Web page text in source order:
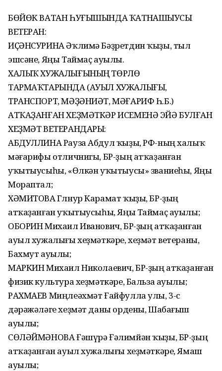
БӨЙӨК ВАТАН ҺУҒЫШЫНДА ҠАТНАШЫУСЫ
ВЕТЕРАН:
ИҪӘНСУРИНА Әҡлимә Бәҙретдин ҡыҙы, тыл
эшсәне, Яңы Таймаҫ ауылы.
ХАЛЫҠ ХУЖАЛЫҒЫНЫҢ ТӨРЛӨ
ТАРМАҠТАРЫНДА (АУЫЛ ХУЖАЛЫҒЫ,
ТРАНСПОРТ, МӘҘӘНИӘТ, МӘҒАРИФ Һ.Б.)
АТҠАҘАНҒАН ХЕҘМӘТКӘР ИСЕМЕНӘ ЭЙӘ БУЛҒАН
ХЕҘМӘТ ВЕТЕРАНДАРЫ:
АБДУЛЛИНА Рауза Абдул ҡыҙы, РФ-ның халыҡ
мәғарифы отличнигы, БР-ҙың атҡаҙанған
уҡытыусыһы, «Өлкән уҡытыусы» званиеһы, Яңы
Мораптал;
ХӘМИТОВА Гөлнур Карамат ҡыҙы, БР-ҙың
атҡаҙанған уҡытыусыһы, Яңы Таймаҫ ауылы;
ОБОРИН Михаил Иванович, БР-ҙың атҡаҙанған
ауыл хужалығы хеҙмәткәре, хеҙмәт ветераны,
Бахмут ауылы;
МАРКИН Михаил Николаевич, БР-ҙың атҡаҙанған
физик культура хеҙмәткәре, Бальза ауылы;
РАХМАЕВ Миңлеәхмәт Ғайфулла улы, 3-сө
дәрәжәләге хеҙмәт даны ордены, Шабағыш
ауылы;
СӨЛӘЙМӘНОВА Ғәшүрә Ғәлимйән ҡыҙы, БР-ҙың
атҡаҙанған ауыл хужалығы хеҙмәткәре, Ямаш
ауылы;